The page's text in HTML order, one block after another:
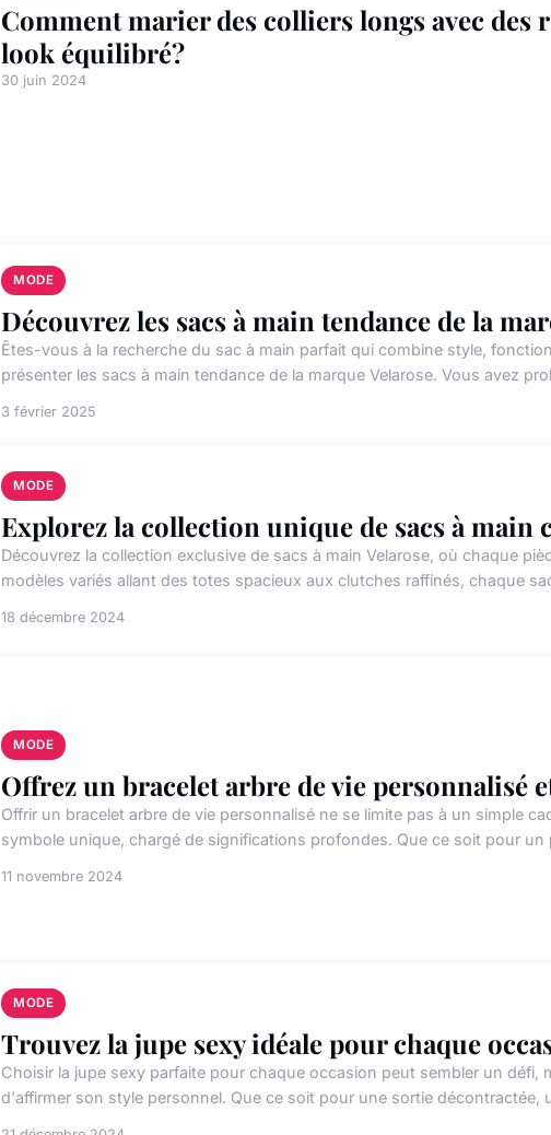
Comment marier des colliers longs avec des
look équilibré?
30 juin 2024
MODE
Découvrez les sacs à main tendance de la
Êtes-vous à la recherche du sac à main parfait qui combine style,
présenter les sacs à main tendance de la marque Velarose. Vous avez
3 février 2025
MODE
Explorez la collection unique de sacs à main
Découvrez la collection exclusive de sacs à main Velarose, où chaque
modèles variés allant des totes spacieux aux clutches raffinés, chaque
18 décembre 2024
MODE
Offrez un bracelet arbre de vie personnalisé
Offrir un bracelet arbre de vie personnalisé ne se limite pas à un simple
symbole unique, chargé de significations profondes. Que ce soit pour un
11 novembre 2024
MODE
Trouvez la jupe sexy idéale pour chaque
Choisir la jupe sexy parfaite pour chaque occasion peut sembler un
d'affirmer son style personnel. Que ce soit pour une sortie décontractée,